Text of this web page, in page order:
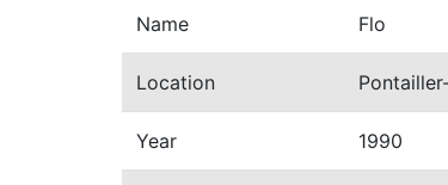
Name Flo
Location
Year 1990